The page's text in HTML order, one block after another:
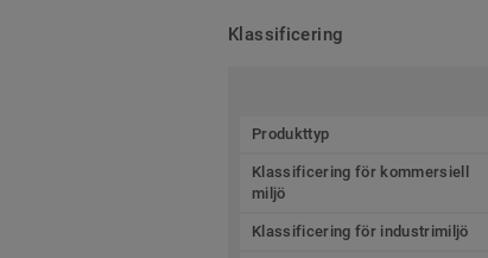
Klassificering
Produkttyp
Klassificering för kommersiell
miljö
Klassificering för industrimiljö